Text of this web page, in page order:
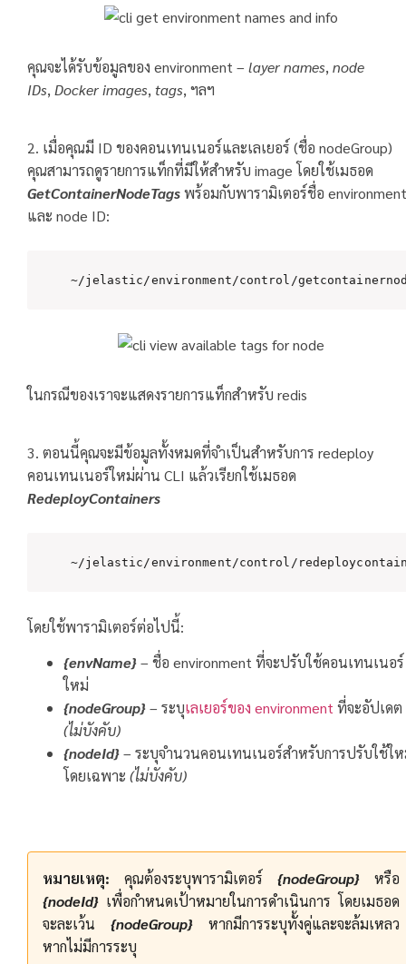
คุณจะได้รับข้อมูลของ environment – layer names, node
IDs, Docker images, tags, ฯลฯ
2. เมื่อคุณมี ID ของคอนเทนเนอร์และเลเยอร์ (ชื่อ nodeGroup)
คุณสามารถดูรายการแท็กที่มีให้สำหรับ image โดยใช้เมธอด
GetContainerNodeTagsพร้อมกับพารามิเตอร์ชื่อ environment
และ node ID:
~/jelastic/environment/control/
ในกรณีของเราจะแสดงรายการแท็กสำหรับ redis
3. ตอนนี้คุณจะมีข้อมูลทั้งหมดที่จำเป็นสำหรับการ redeploy
คอนเทนเนอร์ใหม่ผ่าน CLI แล้วเรียกใช้เมธอด
RedeployContainers
~/jelastic/environment/control/
โดยใช้พารามิเตอร์ต่อไปนี้:
{envName}– ชื่อ environment ที่จะปรับใช้คอนเทนเนอร์
ใหม่
{nodeGroup}– ระบุเลเยอร์ของ environment ที่จะอัปเดต
(ไม่บังคับ)
{nodeId}– ระบุจำนวนคอนเทนเนอร์สำหรับการปรับใช้ใ
โดยเฉพาะ (ไม่บังคับ)
หมายเหตุ: คุณต้องระบุพารามิเตอร์ {nodeGroup} หรือ
{nodeId} เพื่อกำหนดเป้าหมายในการดำเนินการ โดยเมธอด
จะละเว้น {nodeGroup} หากมีการระบุทั้งคู่และจะล้มเหลว
หากไม่มีการระบุ